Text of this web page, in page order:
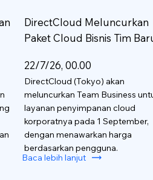
DirectCloud Meluncurkan
Paket Cloud Bisnis Tim
22/7/26, 00.00
DirectCloud (Tokyo) akan
meluncurkan Team Business
layanan penyimpanan cloud
korporatnya pada 1 September,
dengan menawarkan harga
berdasarkan pengguna.
Baca lebih lanjut